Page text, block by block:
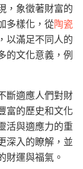
，象徵著財富的
多樣化，從陶瓷
以滿足不同人的
的文化意義，例
斷適應人們對財
富的歷史和文化
活與適應力的重
深入的瞭解，並
財運與福氣。